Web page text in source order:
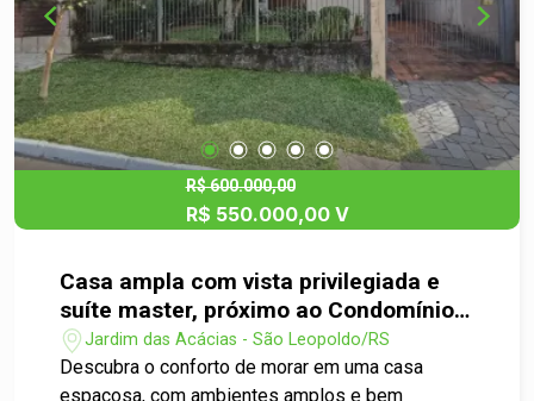
R$ 600.000,00
R$ 550.000,00 V
Casa ampla com vista privilegiada e
suíte master, próximo ao Condomínio
Sun Garden
Jardim das Acácias - São Leopoldo/RS
Descubra o conforto de morar em uma casa
espaçosa, com ambientes amplos e bem